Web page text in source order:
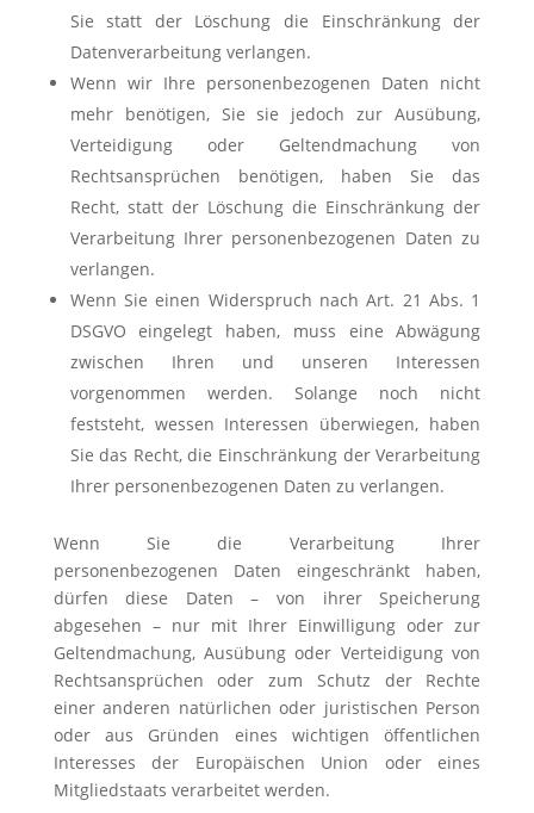
Sie statt der Löschung die Einschränkung der
Datenverarbeitung verlangen.
Wenn wir Ihre personenbezogenen Daten nicht
mehr benötigen, Sie sie jedoch zur Ausübung,
Verteidigung oder Geltendmachung von
Rechtsansprüchen benötigen, haben Sie das
Recht, statt der Löschung die Einschränkung der
Verarbeitung Ihrer personenbezogenen Daten zu
verlangen.
Wenn Sie einen Widerspruch nach Art. 21 Abs. 1
DSGVO eingelegt haben, muss eine Abwägung
zwischen Ihren und unseren Interessen
vorgenommen werden. Solange noch nicht
feststeht, wessen Interessen überwiegen, haben
Sie das Recht, die Einschränkung der Verarbeitung
Ihrer personenbezogenen Daten zu verlangen.
Wenn Sie die Verarbeitung Ihrer
personenbezogenen Daten eingeschränkt haben,
dürfen diese Daten – von ihrer Speicherung
abgesehen – nur mit Ihrer Einwilligung oder zur
Geltendmachung, Ausübung oder Verteidigung von
Rechtsansprüchen oder zum Schutz der Rechte
einer anderen natürlichen oder juristischen Person
oder aus Gründen eines wichtigen öffentlichen
Interesses der Europäischen Union oder eines
Mitgliedstaats verarbeitet werden.